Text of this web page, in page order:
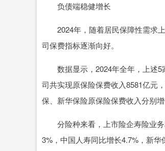
负债端稳健增长
2024年，随着居民保障性需求上
司保费指标逐渐向好。
数据显示，2024年全年，上述5
司共实现原保险保费收入8581亿元
保、新华保险原保险保费收入分别增
分险种来看，上市险企寿险业务
3%，中国人寿同比增长4.7%，新华